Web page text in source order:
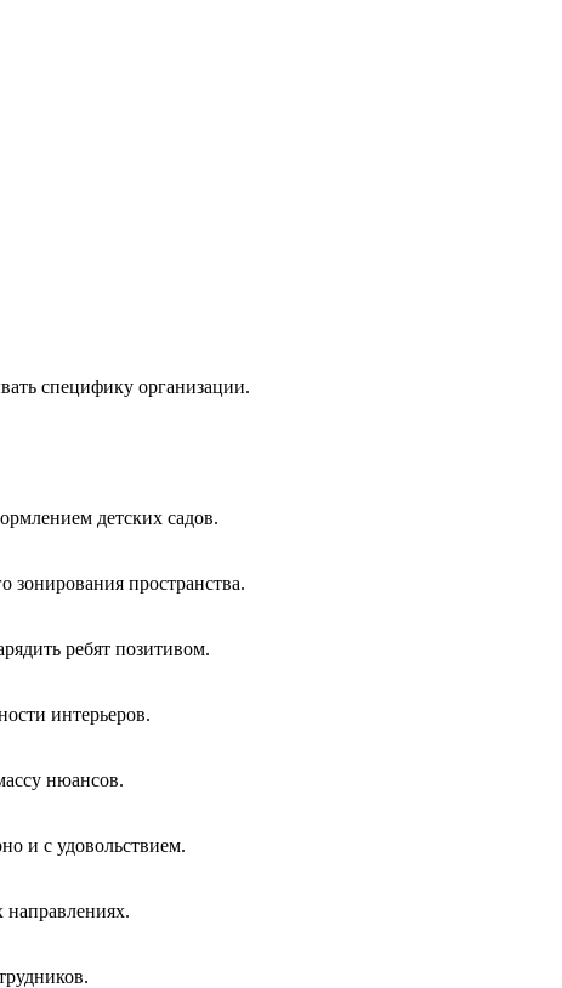
специфику организации.
детских садов.
зонирования пространства.
ребят позитивом.
интерьеров.
нюансов.
и с удовольствием.
направлениях.